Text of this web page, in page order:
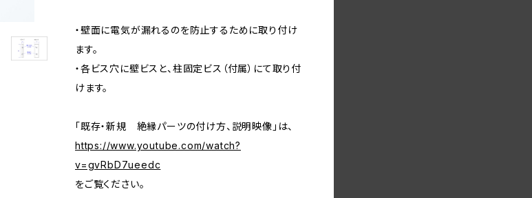
・壁面に電気が漏れるのを防止するために取り付け
ます。
・各ビス穴に壁ビスと、柱固定ビス（付属）にて取り付
けます。
「既存・新規 絶縁パーツの付け方、説明映像」は、
https://www.youtube.com/watch?
v=gvRbD7ueedc
をご覧ください。